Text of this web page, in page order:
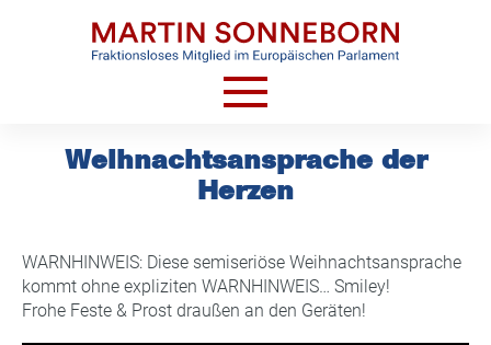
AKTUELLES
TERMINE
CV
Weihnachtsansprache der
Herzen
WARNHINWEIS: Diese semiseriöse Weihnachtsansprache
kommt ohne expliziten WARNHINWEIS… Smiley!
Frohe Feste & Prost draußen an den Geräten!